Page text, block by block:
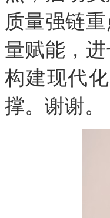
质量强链
量赋能，
构建现代
撑。谢谢。